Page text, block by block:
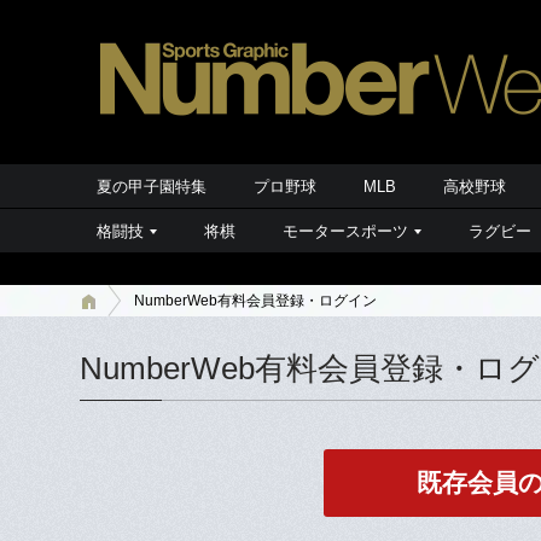
夏の甲子園特集 プロ野球 MLB 高校野球
格闘技 将棋 モータースポーツ ラグビー
NumberWeb有料会員登録・ログイン
NumberWeb有料会員登録・ロ
既存会員